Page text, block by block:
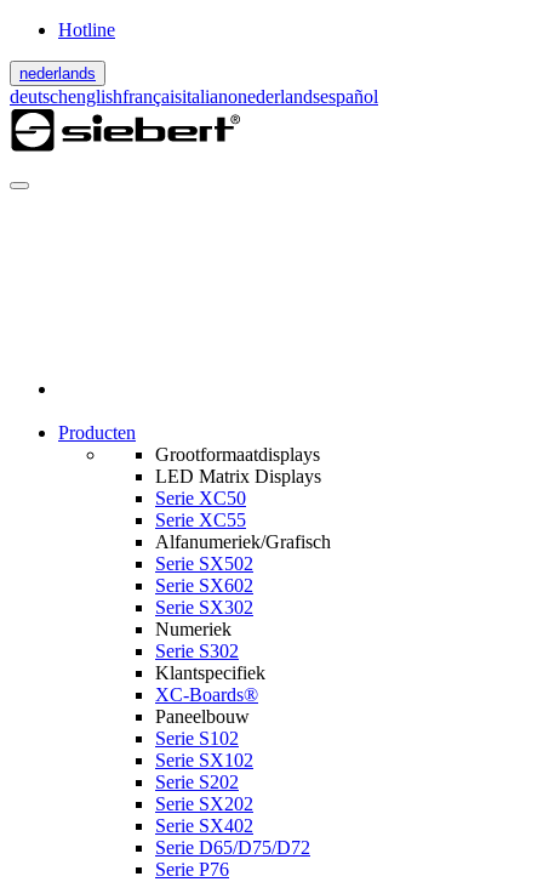
Hotline
nederlands
deutschenglishfrançaisitalianonederlandsespañol
Producten
Grootformaatdisplays
LED Matrix Displays
Serie XC50
Serie XC55
Alfanumeriek/Grafisch
Serie SX502
Serie SX602
Serie SX302
Numeriek
Serie S302
Klantspecifiek
XC-Boards®
Paneelbouw
Serie S102
Serie SX102
Serie S202
Serie SX202
Serie SX402
Serie D65/D75/D72
Serie P76